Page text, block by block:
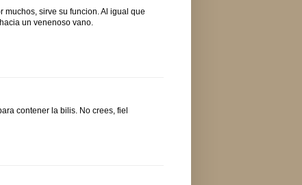
sirve su funcion. Al igual que
un venenoso vano.
contener la bilis. No crees, fiel